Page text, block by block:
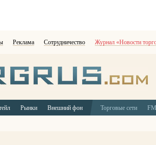
Реклама Сотрудничество Журнал «Новости
Рынки Внешний фон Торговые сети